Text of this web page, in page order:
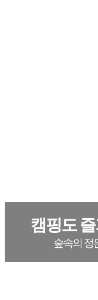
캠핑도
숲속의 정